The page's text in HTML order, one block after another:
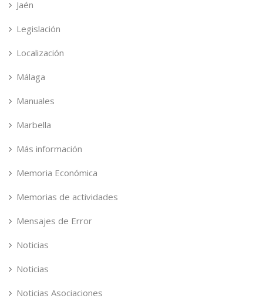
Jaén
Legislación
Localización
Málaga
Manuales
Marbella
Más información
Memoria Económica
Memorias de actividades
Mensajes de Error
Noticias
Noticias
Noticias Asociaciones